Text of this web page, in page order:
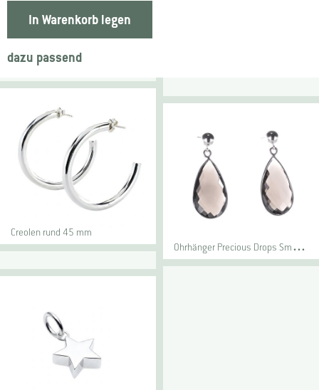
In Warenkorb legen
dazu passend
Creolen rund 45 mm
O
hrhänger Precious Drops Smokey